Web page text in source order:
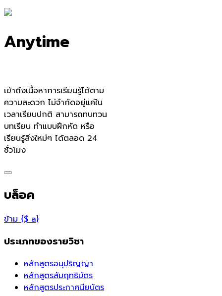
Anytime
เข้าถึงเนื้อหาการเรียนรู้ได้ตาม
ความสะดวก ไม่จำกัดอยู่แค่ใน
เวลาเรียนปกติ สามารถทบทวน
บทเรียน ทำแบบฝึกหัด หรือ
เรียนรู้สิ่งใหม่ๆ ได้ตลอด 24
ชั่วโมง
บล็อค
ข้าม {$ a}
ประเภทของรายวิชา
หลักสูตรอนุปริญญา
หลักสูตรสัมฤทธิบัตร
หลักสูตรประกาศนียบัตร